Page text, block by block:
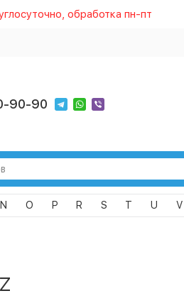
обработка пн-пт
90-90
N O P R S T U V